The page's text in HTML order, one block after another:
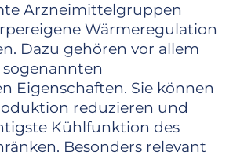
Arzneimittelgruppen
Wärmeregulation
Dazu gehören vor allem
Eigenschaften. Sie können
reduzieren und
Kühlfunktion des
Besonders relevant